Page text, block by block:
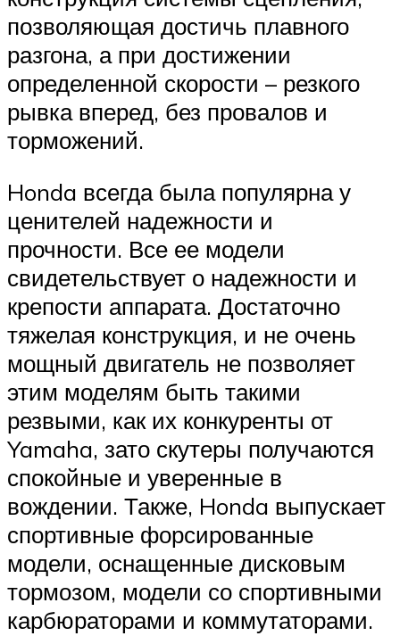
позволяющая достичь плавного
разгона, а при достижении
определенной скорости – резкого
рывка вперед, без провалов и
торможений.
Honda всегда была популярна у
ценителей надежности и
прочности. Все ее модели
свидетельствует о надежности и
крепости аппарата. Достаточно
тяжелая конструкция, и не очень
мощный двигатель не позволяет
этим моделям быть такими
резвыми, как их конкуренты от
Yamaha, зато скутеры получаются
спокойные и уверенные в
вождении. Также, Honda выпускает
спортивные форсированные
модели, оснащенные дисковым
тормозом, модели со спортивными
карбюраторами и коммутаторами.